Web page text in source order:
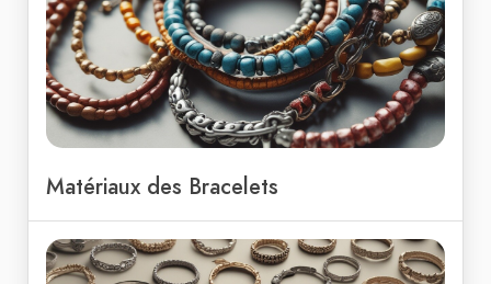
Matériaux des Bracelets